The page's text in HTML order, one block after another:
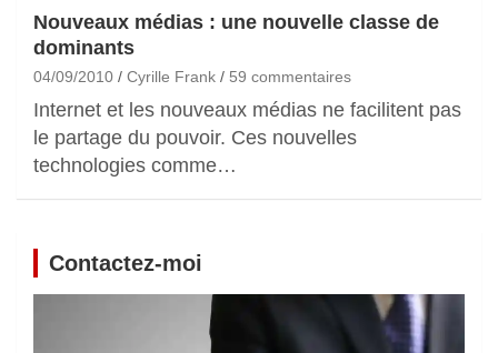
Nouveaux médias : une nouvelle classe de
dominants
04/09/2010 Cyrille Frank 59 commentaires
Internet et les nouveaux médias ne facilitent pas
le partage du pouvoir. Ces nouvelles
technologies comme…
Contactez-moi